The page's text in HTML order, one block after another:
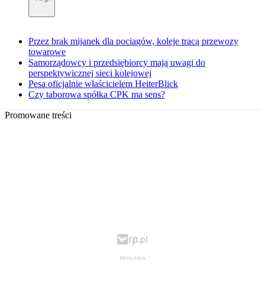
Przez brak mijanek dla pociągów, koleje tracą przewozy
towarowe
Samorządowcy i przedsiębiorcy mają uwagi do
perspektywicznej sieci kolejowej
Pesa oficjalnie właścicielem HeiterBlick
Czy taborowa spółka CPK ma sens?
Promowane treści